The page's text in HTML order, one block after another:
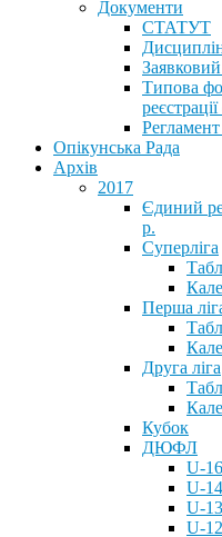
Документи
СТАТУТ
Типова
Опікунська Рада
Архів
2017
Єдиний
р.
Суперліга
Перша
Друга ліга
Кубок
ДЮФЛ
U-16
U-14
U-13
U-12